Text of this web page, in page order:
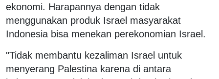
ekonomi. Harapannya dengan tidak
menggunakan produk Israel masyarakat
Indonesia bisa menekan perekonomian Israel.
"Tidak membantu kezaliman Israel untuk
menyerang Palestina karena di antara